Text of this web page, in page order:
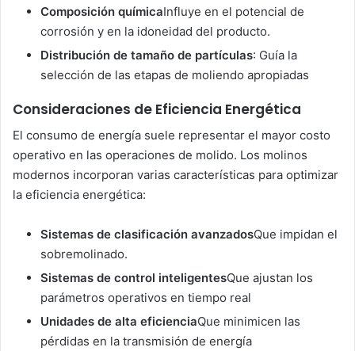
Composición químicaInfluye en el potencial de
corrosión y en la idoneidad del producto.
Distribución de tamaño de partículas: Guía la
selección de las etapas de moliendo apropiadas
Consideraciones de Eficiencia Energética
El consumo de energía suele representar el mayor costo
operativo en las operaciones de molido. Los molinos
modernos incorporan varias características para optimizar
la eficiencia energética:
Sistemas de clasificación avanzadosQue impidan el
sobremolinado.
Sistemas de control inteligentesQue ajustan los
parámetros operativos en tiempo real
Unidades de alta eficienciaQue minimicen las
pérdidas en la transmisión de energía